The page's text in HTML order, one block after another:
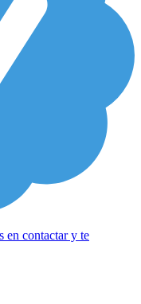
en contactar y te